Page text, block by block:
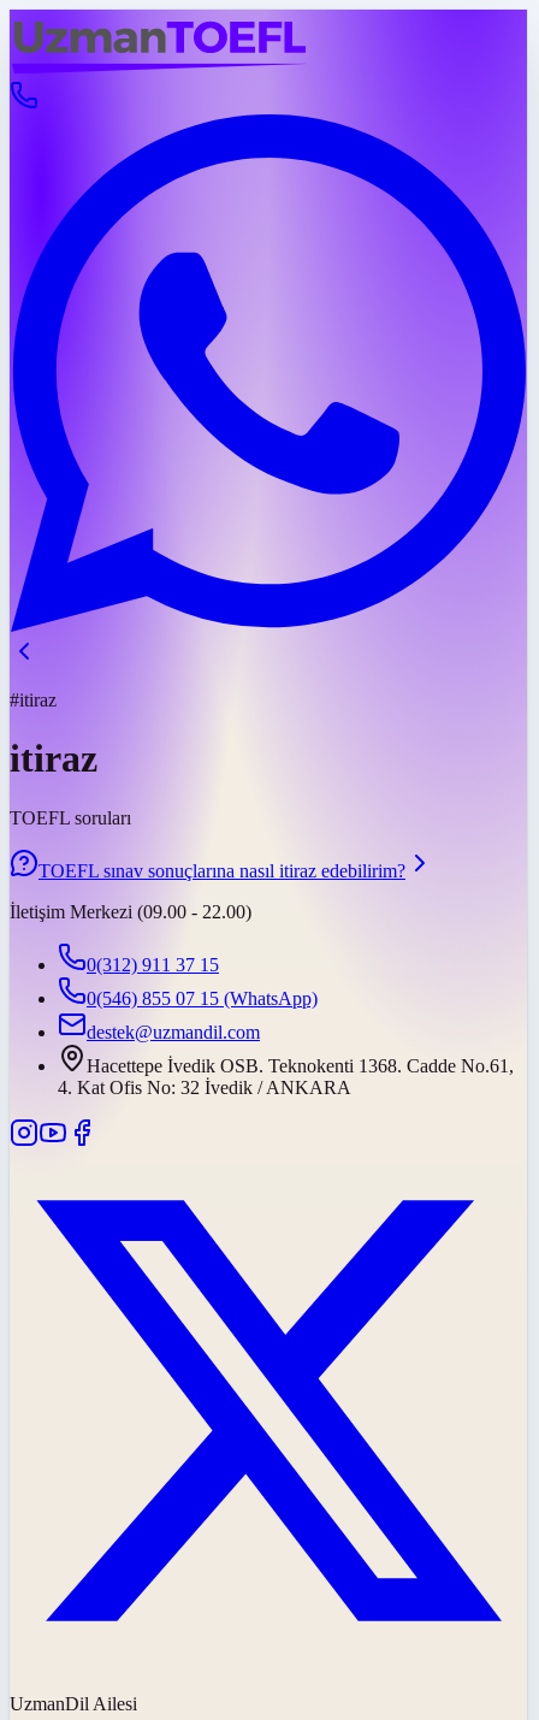
#itiraz
itiraz
TOEFL soruları
TOEFL sınav sonuçlarına nasıl itiraz edebilirim?
İletişim Merkezi (09.00 - 22.00)
0(312) 911 37 15
0(546) 855 07 15 (WhatsApp)
destek@uzmandil.com
Hacettepe İvedik OSB. Teknokenti 1368. Cadde No.61,
4. Kat Ofis No: 32 İvedik / ANKARA
UzmanDil Ailesi